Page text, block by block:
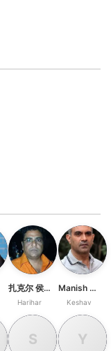
扎克尔 侯赛因
Harihar
Manish Chaudhary
Keshav
S Y